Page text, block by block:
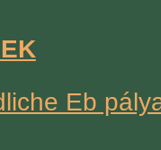
Eb